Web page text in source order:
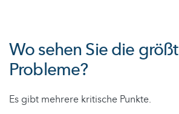
Wo sehen Sie die
Probleme?
Es gibt mehrere kritische Punkte.